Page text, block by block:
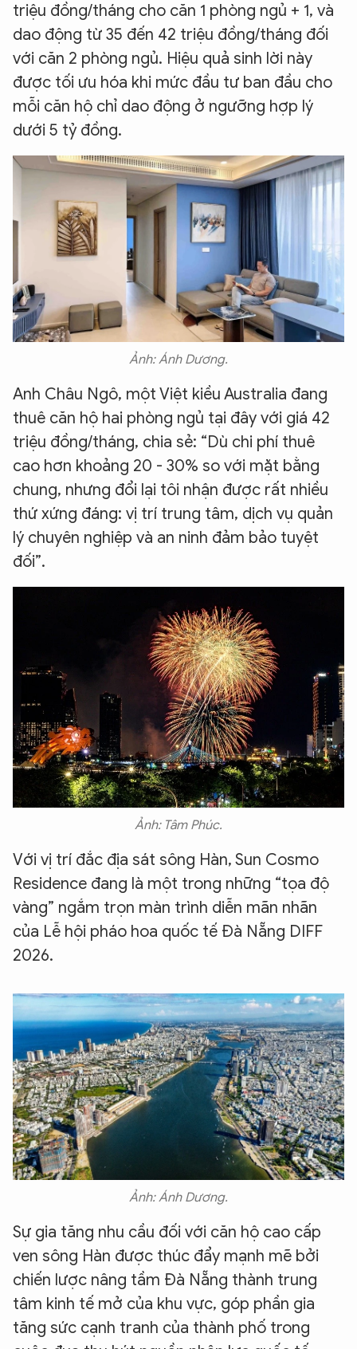
triệu đồng/tháng cho căn 1 phòng ngủ + 1, và
dao động từ 35 đến 42 triệu đồng/tháng đối
với căn 2 phòng ngủ. Hiệu quả sinh lời này
được tối ưu hóa khi mức đầu tư ban đầu cho
mỗi căn hộ chỉ dao động ở ngưỡng hợp lý
dưới 5 tỷ đồng.
Ảnh: Ánh Dương.
Anh Châu Ngô, một Việt kiều Australia đang
thuê căn hộ hai phòng ngủ tại đây với giá 42
triệu đồng/tháng, chia sẻ: “Dù chi phí thuê
cao hơn khoảng 20 - 30% so với mặt bằng
chung, nhưng đổi lại tôi nhận được rất nhiều
thứ xứng đáng: vị trí trung tâm, dịch vụ quản
lý chuyên nghiệp và an ninh đảm bảo tuyệt
đối”.
Ảnh: Tâm Phúc.
Với vị trí đắc địa sát sông Hàn, Sun Cosmo
Residence đang là một trong những “tọa độ
vàng” ngắm trọn màn trình diễn mãn nhãn
của Lễ hội pháo hoa quốc tế Đà Nẵng DIFF
2026.
Ảnh: Ánh Dương.
Sự gia tăng nhu cầu đối với căn hộ cao cấp
ven sông Hàn được thúc đẩy mạnh mẽ bởi
chiến lược nâng tầm Đà Nẵng thành trung
tâm kinh tế mở của khu vực, góp phần gia
tăng sức cạnh tranh của thành phố trong